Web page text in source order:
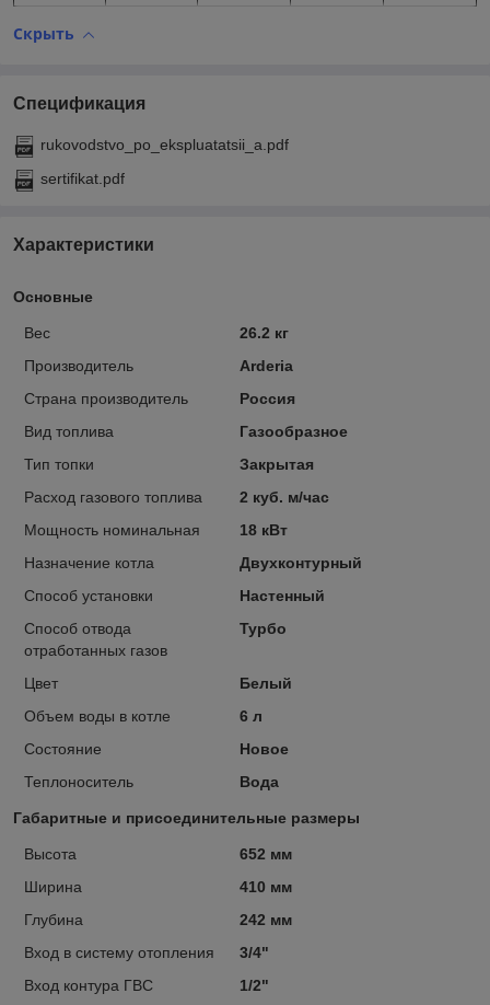
Скрыть
Спецификация
rukovodstvo_po_ekspluatatsii_a.pdf
sertifikat.pdf
Характеристики
Основные
Вес
26.2 кг
Производитель
Arderia
Страна производитель
Россия
Вид топлива
Газообразное
Тип топки
Закрытая
Расход газового топлива
2 куб. м/час
Мощность номинальная
18 кВт
Назначение котла
Двухконтурный
Способ установки
Настенный
Способ отвода
отработанных газов
Турбо
Цвет
Белый
Объем воды в котле
6 л
Состояние
Новое
Теплоноситель
Вода
Габаритные и присоединительные размеры
Высота
652 мм
Ширина
410 мм
Глубина
242 мм
Вход в систему отопления
3/4"
Вход контура ГВС
1/2"